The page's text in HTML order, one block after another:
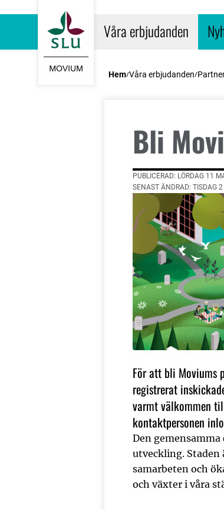
Gå till startsidan
Våra erbjudanden
Hem Våra erbjudanden
Bli
PUBLICERAD: LÖRDAG 11
SENAST ÄNDRAD: TISDAG
För att bli Moviums
registrerat
varmt välkommen
kontaktpersonen
Den
utveckling. Staden
samarbeten och
och växter i våra